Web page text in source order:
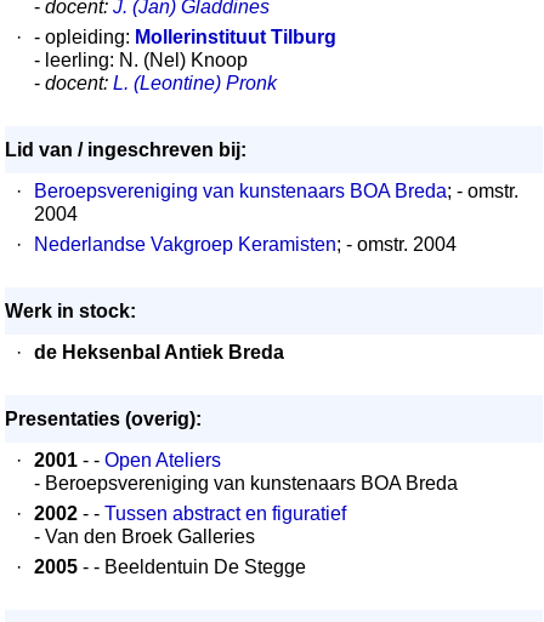
- docent: J. (Jan) Gladdines
·
- opleiding: Mollerinstituut Tilburg
- leerling: N. (Nel) Knoop
- docent: L. (Leontine) Pronk
Lid van / ingeschreven bij:
·
Beroepsvereniging van kunstenaars BOA Breda; - omstr.
2004
·
Nederlandse Vakgroep Keramisten; - omstr. 2004
Werk in stock:
·
de Heksenbal Antiek Breda
Presentaties (overig):
·
2001 - - Open Ateliers
- Beroepsvereniging van kunstenaars BOA Breda
·
2002 - - Tussen abstract en figuratief
- Van den Broek Galleries
·
2005 - - Beeldentuin De Stegge